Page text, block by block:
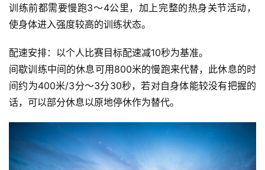
训练前都需要慢跑3～4公里，加上完整的热身关节活动，
使身体进入强度较高的训练状态。
配速安排：以个人比赛目标配速减10秒为基准。
间歇训练中间的休息可用800米的慢跑来代替，此休息的时
间约为400米/3分～3分30秒，若对自身体能较没有把握的
话，可以部分休息以原地停休作为替代。